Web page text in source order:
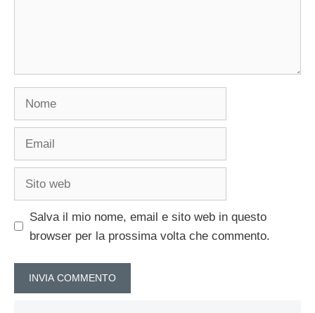
Nome
Email
Sito
Salva il mio nome, email e sito web in questo
browser per la prossima volta che commento.